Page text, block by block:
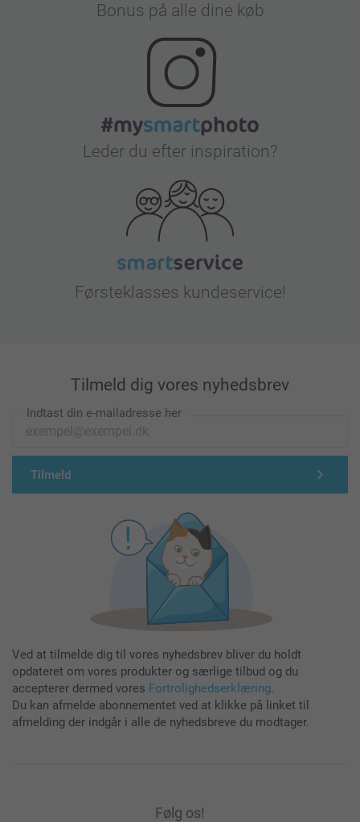
Bonus på alle dine køb
Leder du efter inspiration?
Førsteklasses kundeservice!
Tilmeld dig vores nyhedsbrev
Indtast din e-mailadresse her
Tilmeld
Ved at tilmelde dig til vores nyhedsbrev bliver du holdt
opdateret om vores produkter og særlige tilbud og du
accepterer dermed vores Fortrolighedserklæring.
Du kan afmelde abonnementet ved at klikke på linket til
afmelding der indgår i alle de nyhedsbreve du modtager.
Følg os!